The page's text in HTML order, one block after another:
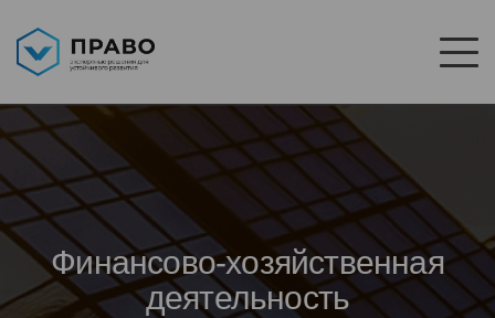
Финансово-хозяйственная
деятельность